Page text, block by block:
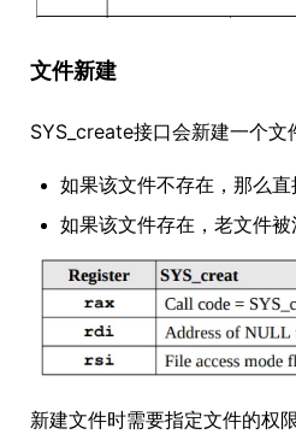
文件新建
SYS_create接口会新建一个文
如果该文件不存在，那么直
如果该文件存在，老文件
新建文件时需要指定文件的权